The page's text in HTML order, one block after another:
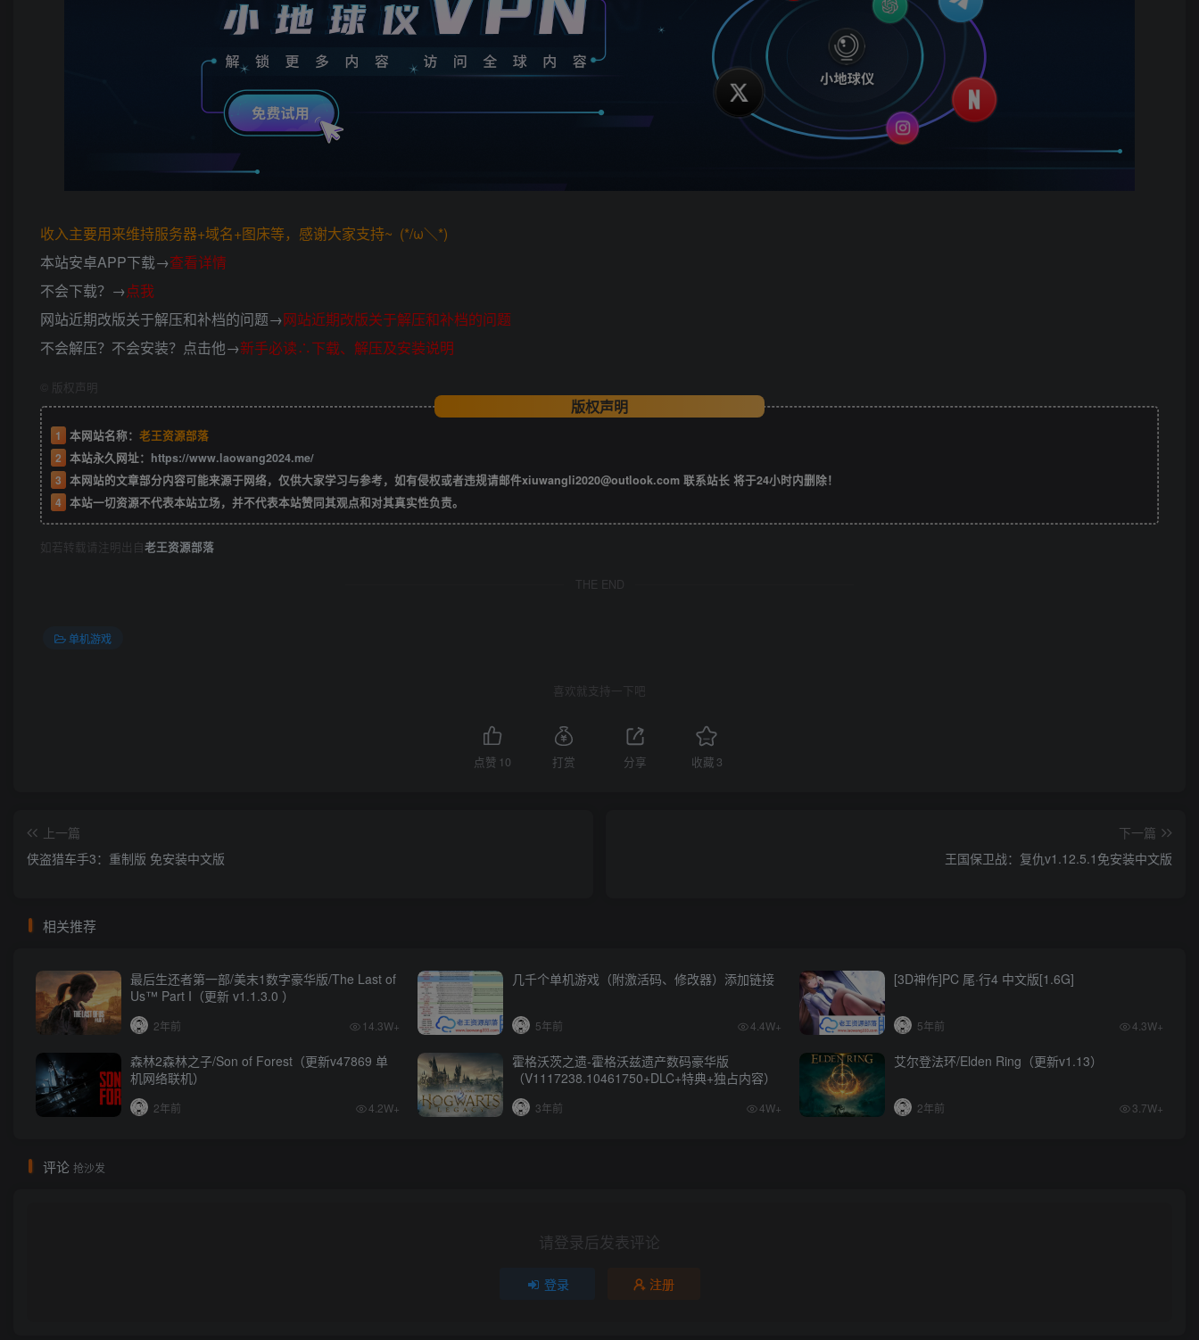
收入主要用来维持服务器+域名+图床等，感谢大家支持~ (*/ω＼*)
本站安卓APP下载→查看详情
不会下载？→点我
网站近期改版关于解压和补档的问题→网站近期改版关于解压和补档的问题
不会解压？不会安装？点击他→新手必读∴下载、解压及安装说明
版权声明
版权声明
1 本网站名称： 老王资源部落
2 本站永久网址： https://www.laowang2024.me/
3 本网站的文章部分内容可能来源于网络，仅供大家学习与参考，如有侵权或者违规请邮件xiuwangli2020@outlook.com 联系站长 将于24小时内删除！
4 本站一切资源不代表本站立场，并不代表本站赞同其观点和对其真实性负责。
如若转载请注明出自老王资源部落
THE END
单机游戏
喜欢就支持一下吧
点赞 10 打赏 分享 收藏 3
上一篇
侠盗猎车手3：重制版 免安装中文版
下一篇
王国保卫战：复仇v1.12.5.1免安装中文版
相关推荐
最后生还者第一部/美末1数字豪华版/The Last of
Us™ Part I（更新 v1.1.3.0 ）
2年前 14.3W+
几千个单机游戏（附激活码、修改器）添加链接
5年前 4.4W+
[3D神作]PC 尾·行4 中文版[1.6G]
5年前 4.3W+
森林2森林之子/Son of Forest（更新v47869 单
机网络联机）
2年前 4.2W+
霍格沃茨之遗-霍格沃兹遗产数码豪华版
（V1117238.10461750+DLC+特典+独占内容）
3年前 4W+
艾尔登法环/Elden Ring（更新v1.13）
2年前 3.7W+
评论 抢沙发
请登录后发表评论
登录 注册